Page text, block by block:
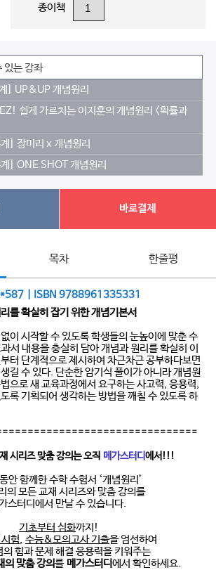
종이책
있는 강좌
] UP&UP 개념원리
쉽게 가르치는 이지훈의 개념원리 <확률과
] 장미리 x 개념원리
] ONE SHOT 개념원리
바로결제
목차 한줄평
| ISBN 9788961335331
를 확실히 잡기 위한 개념기본서
이 시작할 수 있도록 학생들의 눈높이에 맞춘 수
서 내용을 충실히 담아 개념과 원리를 확실히 이
터 단계적으로 제시하여 차근차근 공부하다보면
길 수 있다. 단순한 암기식 풀이가 아니라 개념원
으로 새 교육과정에서 요구하는 사고력, 응용력,
록 기획되어 생각하는 방법을 깨칠 수 있도록 하
시리즈 맞춤 강의는 오직 메가스터디에서!!!
안 함께한 수학 수험서 ‘개념원리’
의 모든 교재 시리즈와 맞춤 강의를
스터디에서 만날 수 있습니다.
기초부터 심화까지!
험, 수능&모의고사 기출을 엄선하여
의 힘과 문제 해결 응용력을 키워주는
의 맞춤 강의를 메가스터디에서 확인하세요.